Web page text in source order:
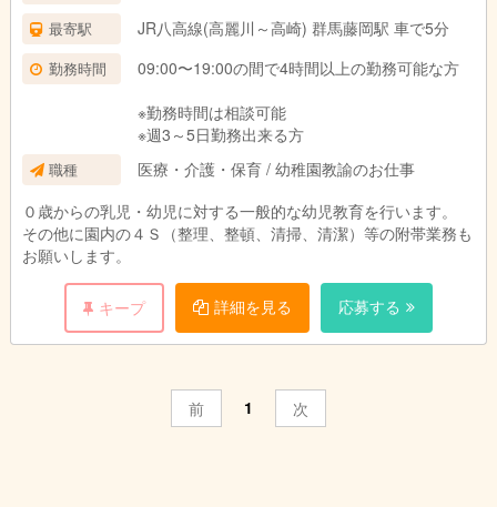
最寄駅 JR八高線(高麗川～高崎) 群馬藤岡駅 車で5分
勤務時間
09:00〜19:00の間で4時間以上の勤務可能な方
※勤務時間は相談可能
※週3～5日勤務出来る方
職種
医療・介護・保育 / 幼稚園教諭のお仕事
０歳からの乳児・幼児に対する一般的な幼児教育を行います。
その他に園内の４Ｓ（整理、整頓、清掃、清潔）等の附帯業務も
お願いします。
キープ 詳細を見る 応募する
前 1 次